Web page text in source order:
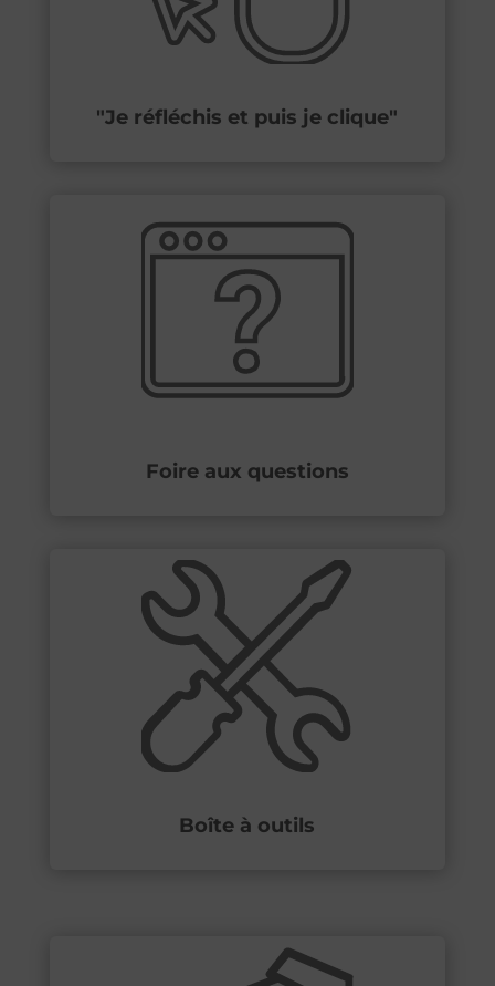
"Je réfléchis et puis je clique"
Foire aux questions
Boîte à outils